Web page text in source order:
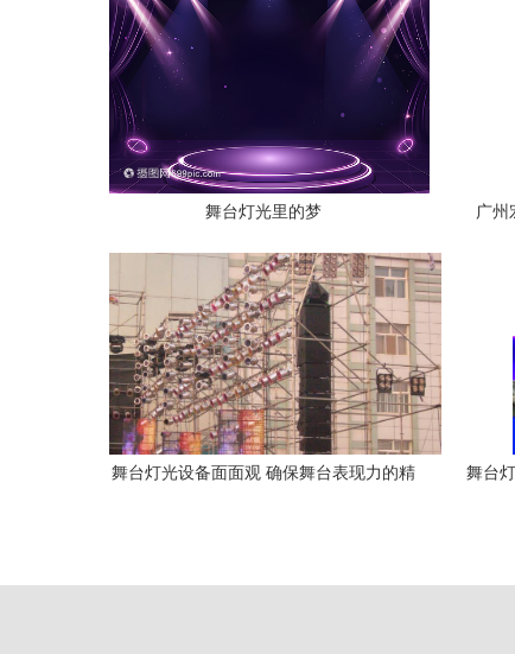
舞台灯光里的梦 广州
舞台灯光设备面面观 确保舞台表现力的精
舞台